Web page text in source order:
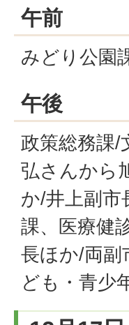
午前
みどり公園
午後
政策総務課/
弘さんから
か/井上副市
課、医療健
長ほか/両副
ども・青少